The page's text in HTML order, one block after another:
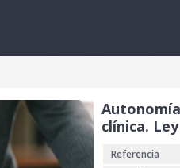
clínica.
Referencia